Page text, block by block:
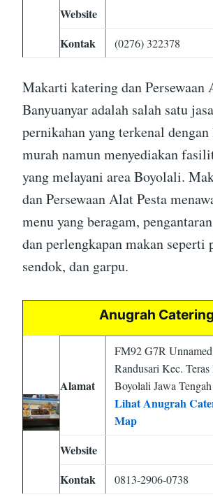
Website
Kontak
(0276) 322378
Makarti katering dan Persewaan
Banyuanyar adalah salah satu
pernikahan yang terkenal dengan
murah namun menyediakan
yang melayani area Boyolali.
dan Persewaan Alat Pesta
menu yang beragam,
dan perlengkapan makan seperti
sendok, dan garpu.
Anugrah Catering
Alamat
FM92 G7R
Randusari Kec.
Boyolali Jawa
Lihat Anugrah
Map
Website
Kontak
0813-2906-0738